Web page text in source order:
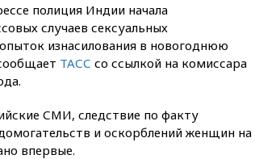
полиция Индии начала
случаев сексуальных
изнасилования в новогоднюю
ТАСС со ссылкой на комиссара
СМИ, следствие по факту
и оскорблений женщин на
впервые.